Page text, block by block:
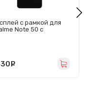
с рамкой для
Note 50 с